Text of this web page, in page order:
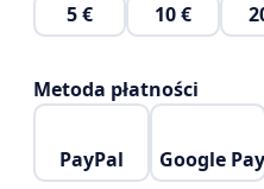
5 €
10 €
Metoda płatności
PayPal Google Pay